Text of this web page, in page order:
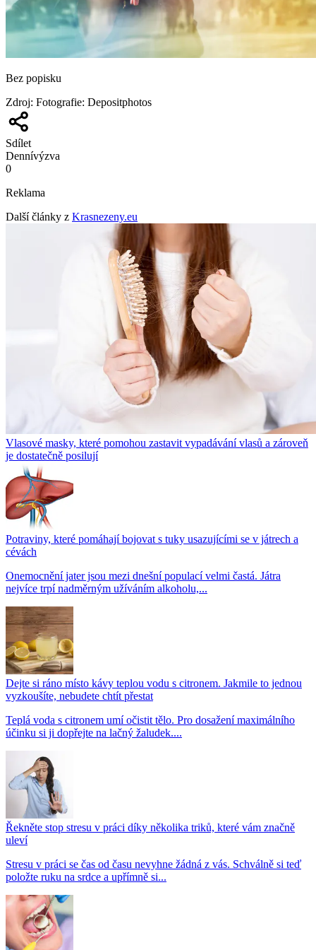
Bez popisku
Zdroj: Fotografie: Depositphotos
Sdílet
Dennívýzva
0
Reklama
Další články z Krasnezeny.eu
Vlasové masky, které pomohou zastavit vypadávání vlasů a zároveň
je dostatečně posilují
Potraviny, které pomáhají bojovat s tuky usazujícími se v játrech a
cévách
Onemocnění jater jsou mezi dnešní populací velmi častá. Játra
nejvíce trpí nadměrným užíváním alkoholu,...
Dejte si ráno místo kávy teplou vodu s citronem. Jakmile to jednou
vyzkoušíte, nebudete chtít přestat
Teplá voda s citronem umí očistit tělo. Pro dosažení maximálního
účinku si ji dopřejte na lačný žaludek....
Řekněte stop stresu v práci díky několika triků, které vám značně
uleví
Stresu v práci se čas od času nevyhne žádná z vás. Schválně si teď
položte ruku na srdce a upřímně si...